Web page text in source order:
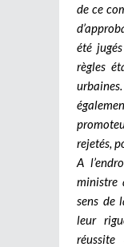
de ce
été
règles
rejetés,
A
ministre
sens de
leur